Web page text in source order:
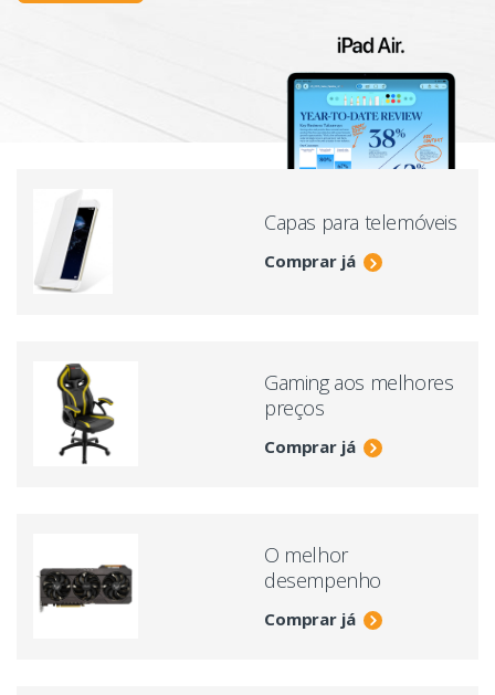
Capas para telemóveis
Comprar já
Gaming aos melhores
preços
Comprar já
O melhor
desempenho
Comprar já